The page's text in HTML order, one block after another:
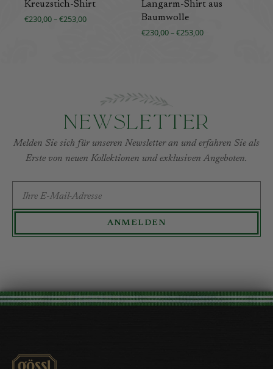
Kreuzstich-Shirt
€230,00 – €253,00
Langarm-Shirt aus
Baumwolle
€230,00 – €253,00
Newsletter
Melden Sie sich für unseren Newsletter an und erfahren Sie als
Erste von neuen Kollektionen und exklusiven Angeboten.
ANMELDEN